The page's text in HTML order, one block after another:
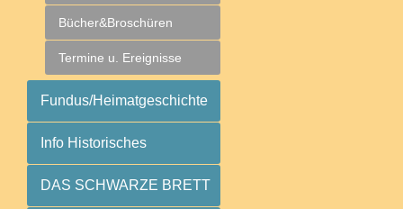
Bücher&Broschüren
Termine u. Ereignisse
Fundus/Heimatgeschichte
Info Historisches
DAS SCHWARZE BRETT